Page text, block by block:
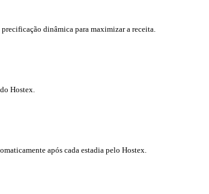
dinâmica para maximizar a receita.
Hostex.
após cada estadia pelo Hostex.